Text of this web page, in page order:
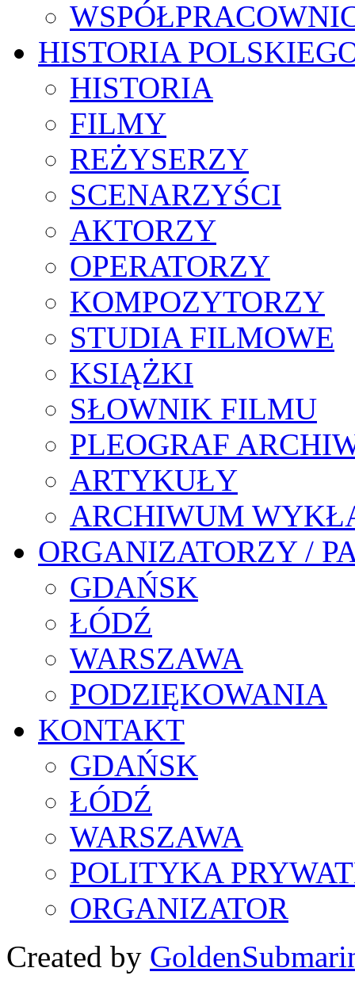
HISTORIA
HISTORIA
FILMY
REŻYSERZY
SCENARZYŚCI
AKTORZY
OPERATORZY
KOMPOZYTORZY
STUDIA FILMOWE
KSIĄŻKI
SŁOWNIK FILMU
PLEOGRAF
ARTYKUŁY
ARCHIWUM
ORGANIZATORZY /
GDAŃSK
ŁÓDŹ
WARSZAWA
PODZIĘKOWANIA
KONTAKT
GDAŃSK
ŁÓDŹ
WARSZAWA
POLITYKA
ORGANIZATOR
Created by